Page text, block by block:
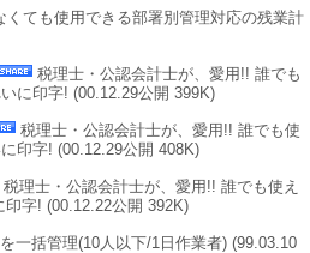
くても使用できる部署別管理対応の残業計
税理士・公認会計士が、愛用!! 誰でも
に印字! (00.12.29公開 399K)
税理士・公認会計士が、愛用!! 誰でも使
印字! (00.12.29公開 408K)
税理士・公認会計士が、愛用!! 誰でも使え
字! (00.12.22公開 392K)
一括管理(10人以下/1日作業者) (99.03.10